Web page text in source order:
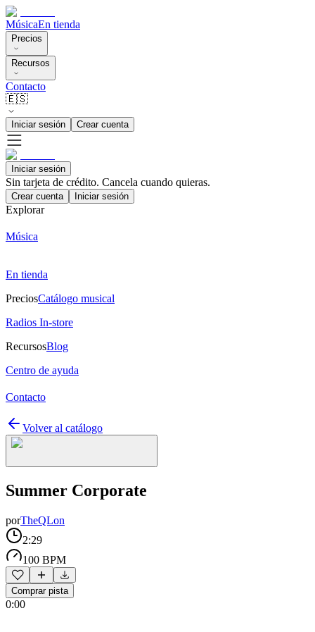
MúsicaEn tienda
Precios
Recursos
Contacto
🇪🇸
Iniciar sesión Crear cuenta
Iniciar sesión
Sin tarjeta de crédito. Cancela cuando quieras.
Crear cuenta Iniciar sesión
Explorar
Música
En tienda
PreciosCatálogo musical
Radios In-store
RecursosBlog
Centro de ayuda
Contacto
Volver al catálogo
Summer Corporate
porTheQLon
2:29
100 BPM
Comprar pista
0:00